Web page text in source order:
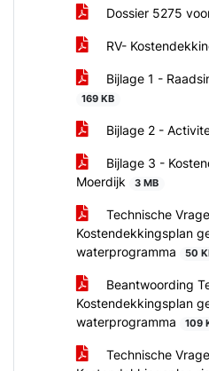
Dossier 5275
RV-
Bijlage 1 -
169 KB
Bijlage 2 -
Bijlage 3 -
Moerdijk
3 MB
Technische
Kostendekkingsplan
waterprogramma
50
Beantwoording
Kostendekkingsplan
waterprogramma
109
Technische